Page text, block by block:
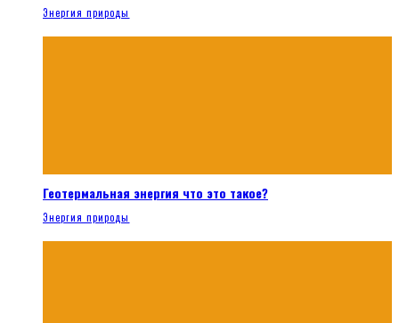
Энергия природы
Геотермальная энергия что это такое?
Энергия природы